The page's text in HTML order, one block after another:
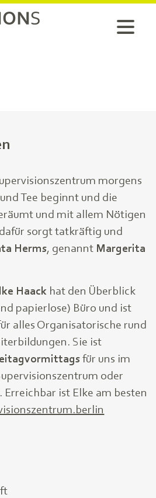
morgens
Tee beginnt und die
und mit allem Nötigen
sorgt tatkräftig und
Herms, genannt Margerita
Haack hat den Überblick
papierlose) Büro und ist
alles Organisatorische rund
Sie ist
für uns im
oder
Erreichbar ist Elke am besten